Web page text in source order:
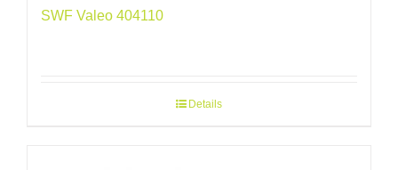
SWF Valeo 404110
Details